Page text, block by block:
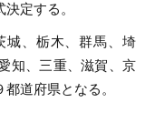
定する。
、栃木、群馬、埼
知、三重、滋賀、京
道府県となる。